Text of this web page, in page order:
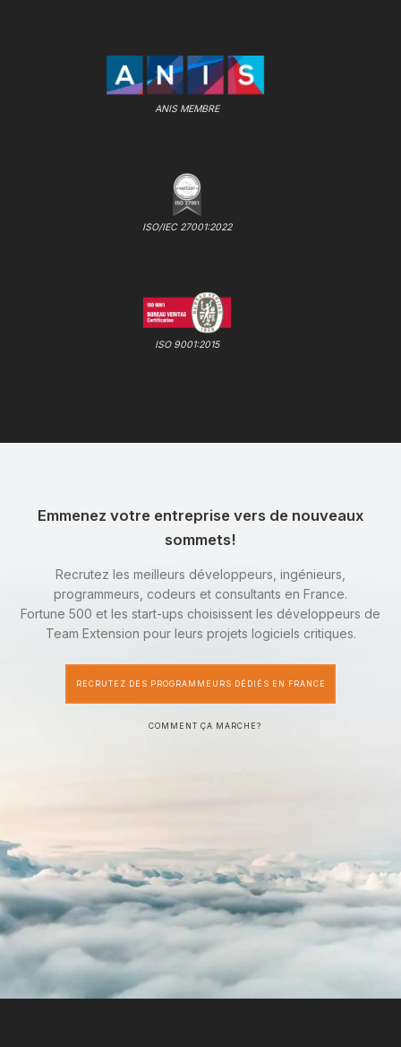
ANIS MEMBRE
ISO/IEC 27001:2022
ISO 9001:2015
Emmenez votre entreprise vers de nouveaux
sommets!
Recrutez les meilleurs développeurs, ingénieurs,
programmeurs, codeurs et consultants en France.
Fortune 500 et les start-ups choisissent les développeurs de
Team Extension pour leurs projets logiciels critiques.
RECRUTEZ DES PROGRAMMEURS DÉDIÉS EN FRANCE
COMMENT ÇA MARCHE?